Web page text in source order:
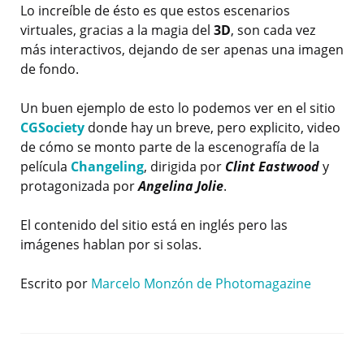
Lo increíble de ésto es que estos escenarios
virtuales, gracias a la magia del 3D, son cada vez
más interactivos, dejando de ser apenas una imagen
de fondo.
Un buen ejemplo de esto lo podemos ver en el sitio
CGSociety donde hay un breve, pero explicito, video
de cómo se monto parte de la escenografía de la
película Changeling, dirigida por Clint Eastwoody
protagonizada porAngelina Jolie.
El contenido del sitio está en inglés pero las
imágenes hablan por si solas.
Escrito por Marcelo Monzón de Photomagazine